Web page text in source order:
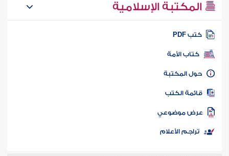
المكتبة الإسلامية
كتب PDF
كتاب الأمة
المكتبة
الكتب
موضوعي